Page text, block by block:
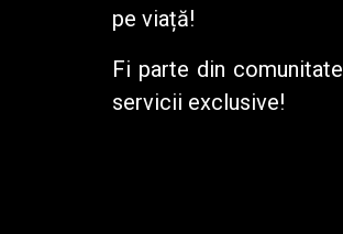
pe viață!
Fi parte din comunitate
servicii exclusive!